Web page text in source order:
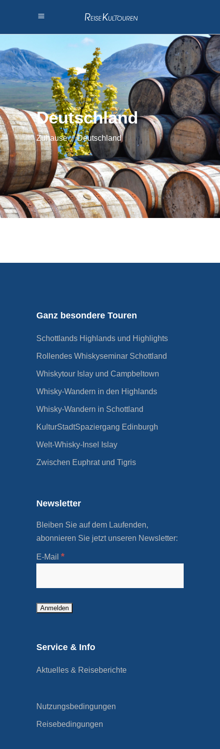
Deutschland
Zuhause/Deutschland
Ganz besondere Touren
Schottlands Highlands und Highlights
Rollendes Whiskyseminar Schottland
Whiskytour Islay und Campbeltown
Whisky-Wandern in den Highlands
Whisky-Wandern in Schottland
KulturStadtSpaziergang Edinburgh
Welt-Whisky-Insel Islay
Zwischen Euphrat und Tigris
Newsletter
Bleiben Sie auf dem Laufenden,
abonnieren Sie jetzt unseren Newsletter:
E-Mail *
Service & Info
Aktuelles & Reiseberichte
Nutzungsbedingungen
Reisebedingungen